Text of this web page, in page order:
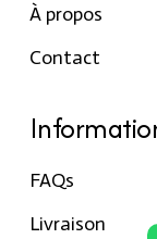
À propos
Contact
FAQs
Livraison